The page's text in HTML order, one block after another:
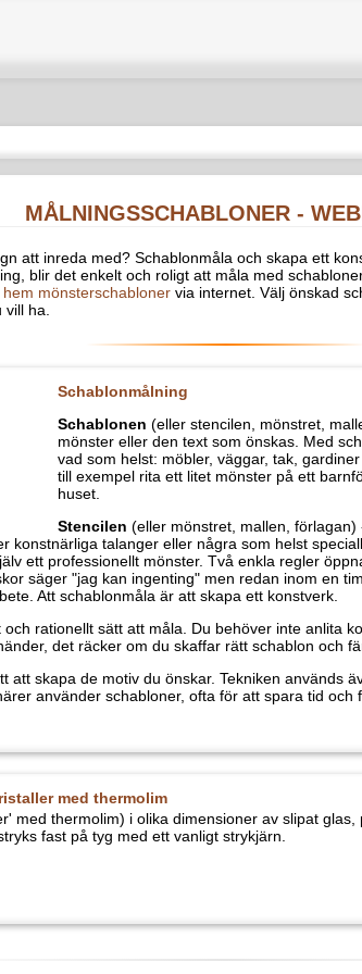
MÅLNINGSSCHABLONER -
med? Schablonmåla och skapa ett konstverk!
att måla med schabloner! Även en nybörjare kan
schablon bland över fem tusen färdiga motiv, och
Schablonmålning
Schablonen (eller stencilen, mönstret, mallen)
som önskas. Med schablonen kan du dekorera vad
gardiner och mycket annat. Med en schablon
barnförkläde eller i klassisk stil måla väggar i hela
Stencilen(eller mönstret, mallen, förlagan) - är
professionella kunskaper eller konstnärliga
skapar du själv ett professionellt mönster. Två enkla
att skapa ett konstverk.
skaffar rätt schablon och färg att arbeta med.
de motiv du önskar. Tekniken används även av